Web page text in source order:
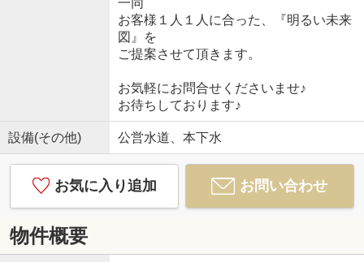
お客様１人１人に合った、『明るい未来
図』を
ご提案させて頂きます。
お気軽にお問合せくださいませ♪
お待ちしております♪
設備(その他) 公営水道、本下水
お気に入り追加 お問い合わせ
物件概要